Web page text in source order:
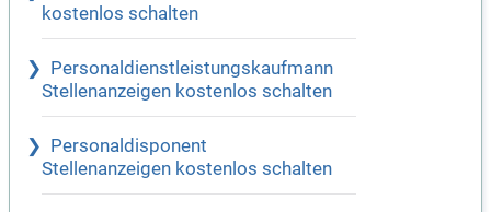
kostenlos schalten
Personaldienstleistungskaufmann
Stellenanzeigen kostenlos schalten
Personaldisponent
Stellenanzeigen kostenlos schalten